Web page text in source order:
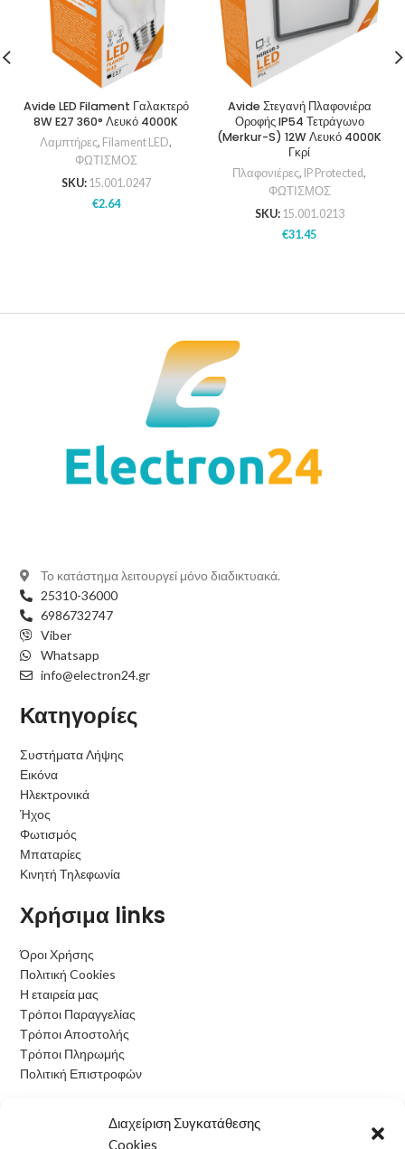
Διαχείριση Συγκατάθεσης
Cookies
Avide LED Filament Γαλακτερό
8W E27 360° Λευκό 4000K
Λαμπτήρες, Filament LED,
ΦΩΤΙΣΜΟΣ
SKU: 15.001.0247
€2.64
Avide Στεγανή Πλαφονιέρα
Οροφής IP54 Τετράγωνο
(Merkur-S) 12W Λευκό 4000K
Γκρί
Πλαφονιέρες, IP Protected,
ΦΩΤΙΣΜΟΣ
SKU: 15.001.0213
€31.45
Το κατάστημα λειτουργεί μόνο διαδικτυακά.
25310-36000
6986732747
Viber
Whatsapp
info@electron24.gr
Κατηγορίες
Συστήματα Λήψης
Εικόνα
Ηλεκτρονικά
Ήχος
Φωτισμός
Μπαταρίες
Κινητή Τηλεφωνία
Χρήσιμα links
Όροι Χρήσης
Πολιτική Cookies
Η εταιρεία μας
Τρόποι Παραγγελίας
Τρόποι Αποστολής
Τρόποι Πληρωμής
Πολιτική Επιστροφών
Ωράριο Λειτουργίας